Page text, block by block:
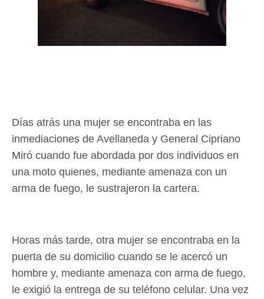
Días atrás una mujer se encontraba en las
inmediaciones de Avellaneda y General Cipriano
Miró cuando fue abordada por dos individuos en
una moto quienes, mediante amenaza con un
arma de fuego, le sustrajeron la cartera.
Horas más tarde, otra mujer se encontraba en la
puerta de su domicilio cuando se le acercó un
hombre y, mediante amenaza con arma de fuego,
le exigió la entrega de su teléfono celular. Una vez